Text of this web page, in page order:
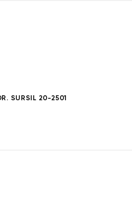
SURSIL 20-2501